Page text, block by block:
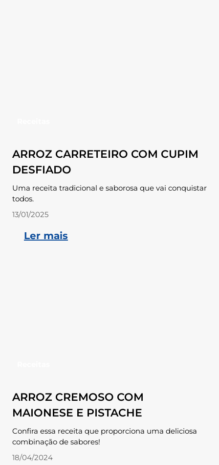
ARROZ CARRETEIRO COM CUPIM
DESFIADO
Uma receita tradicional e saborosa que vai conquistar
todos.
13/01/2025
Ler mais
ARROZ CREMOSO COM
MAIONESE E PISTACHE
Confira essa receita que proporciona uma deliciosa
combinação de sabores!
18/04/2024